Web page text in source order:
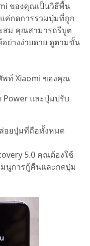
ของคุณเป็นวิธีพื้น
ค่กดการรวมปุ่มที่ถูก
สม คุณสามารถรีบูต
อย่างง่ายดาย ดูตามขั้น
พท์ Xiaomi ของคุณ
และปุ่มปรับ
อยปุ่มที่ถือทั้งหมด
5.0 คุณต้องใช้
มนูการกู้คืนและกดปุ่ม